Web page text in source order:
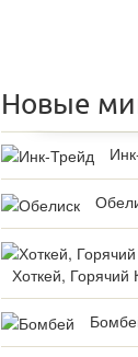
Новые
Хоткей, Горячий